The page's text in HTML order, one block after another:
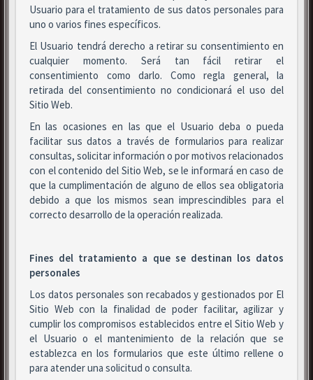
Usuario para el tratamiento de sus datos personales para
uno o varios fines específicos.
El Usuario tendrá derecho a retirar su consentimiento en
cualquier momento. Será tan fácil retirar el
consentimiento como darlo. Como regla general, la
retirada del consentimiento no condicionará el uso del
Sitio Web.
En las ocasiones en las que el Usuario deba o pueda
facilitar sus datos a través de formularios para realizar
consultas, solicitar información o por motivos relacionados
con el contenido del Sitio Web, se le informará en caso de
que la cumplimentación de alguno de ellos sea obligatoria
debido a que los mismos sean imprescindibles para el
correcto desarrollo de la operación realizada.
Fines del tratamiento a que se destinan los datos
personales
Los datos personales son recabados y gestionados por El
Sitio Web con la finalidad de poder facilitar, agilizar y
cumplir los compromisos establecidos entre el Sitio Web y
el Usuario o el mantenimiento de la relación que se
establezca en los formularios que este último rellene o
para atender una solicitud o consulta.